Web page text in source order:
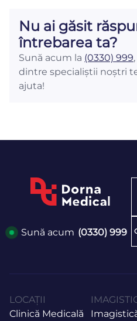
Nu ai găsit
întrebarea ta?
Sună acum la (0330) 999
dintre specialiștii noștri
ajuta!
Sună acum (0330) 999
LOCAȚII
Clinică Medicală